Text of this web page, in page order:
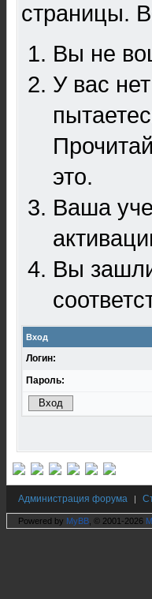
страницы.
Вы не
У вас
это.
Ваша
Вы
Вход
Логин:
Пароль:
Администрация форума |
Powered by MyBB , © 2001-2026